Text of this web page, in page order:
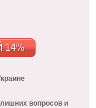
14%
вопросов и